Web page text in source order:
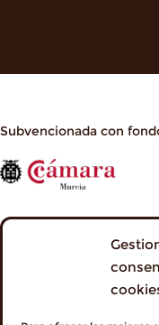
Subvencionada con